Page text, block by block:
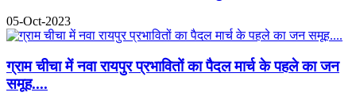
05-Oct-2023
ग्राम चीचा में नवा रायपुर प्रभावितों का पैदल मार्च के पहले का जन
समूह....